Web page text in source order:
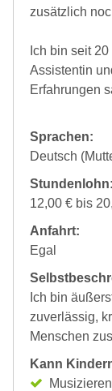
zusätzlich
Ich bin seit
Assistentin
Erfahrungen
Sprachen:
Deutsch
Stundenlohn:
12,00 € bis
Anfahrt:
Egal
Ich bin
zuverlässig,
Menschen
Kann
Musizieren